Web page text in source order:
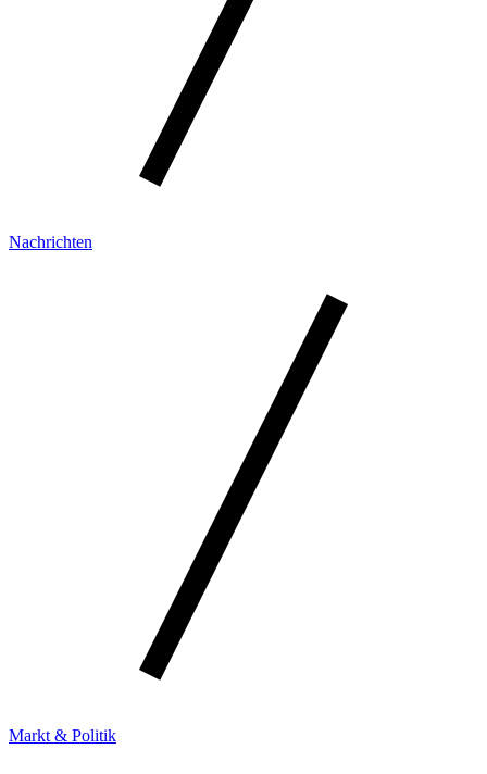
Nachrichten
Markt & Politik